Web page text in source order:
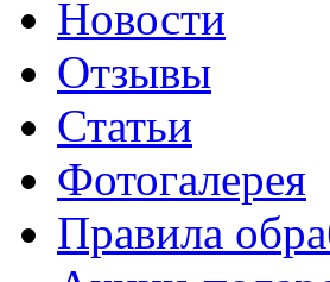
Новости
Отзывы
Статьи
Фотогалерея
Правила